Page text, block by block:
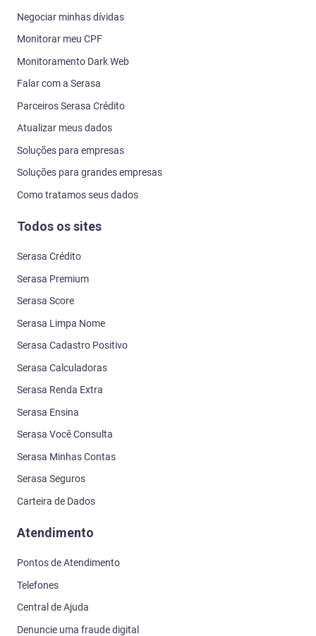
Negociar minhas dívidas
Monitorar meu CPF
Monitoramento Dark Web
Falar com a Serasa
Parceiros Serasa Crédito
Atualizar meus dados
Soluções para empresas
Soluções para grandes empresas
Como tratamos seus dados
Todos os sites
Serasa Crédito
Serasa Premium
Serasa Score
Serasa Limpa Nome
Serasa Cadastro Positivo
Serasa Calculadoras
Serasa Renda Extra
Serasa Ensina
Serasa Você Consulta
Serasa Minhas Contas
Serasa Seguros
Carteira de Dados
Atendimento
Pontos de Atendimento
Telefones
Central de Ajuda
Denuncie uma fraude digital